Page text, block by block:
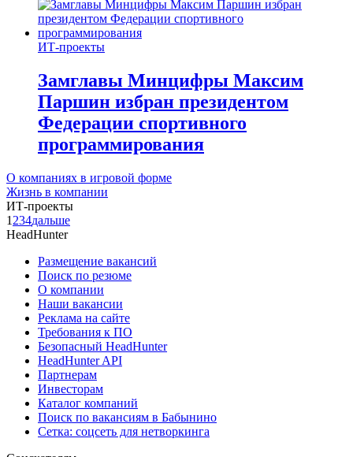
ИТ-проекты
Замглавы Минцифры Максим
Паршин избран президентом
Федерации спортивного
программирования
О компаниях в игровой форме
Жизнь в компании
ИТ-проекты
1 234дальше
HeadHunter
Размещение вакансий
Поиск по резюме
О компании
Наши вакансии
Реклама на сайте
Требования к ПО
Безопасный HeadHunter
HeadHunter API
Партнерам
Инвесторам
Каталог компаний
Поиск по вакансиям в Бабынино
Сетка: соцсеть для нетворкинга